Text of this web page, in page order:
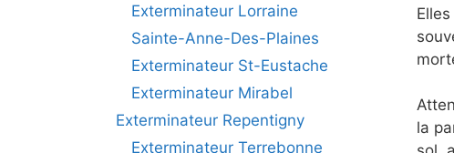
la
Exterminateur Lorraine
Sainte-Anne-Des-Plaines
Exterminateur St-Eustache
Exterminateur Mirabel
Exterminateur Repentigny
Exterminateur Terrebonne